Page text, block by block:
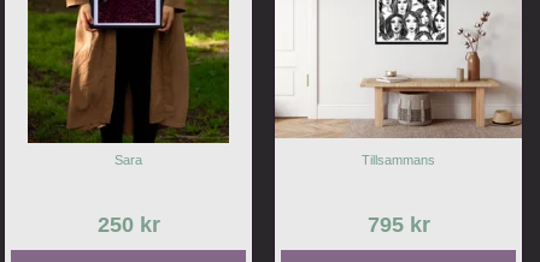
Sara
250 kr
Tillsammans
795 kr